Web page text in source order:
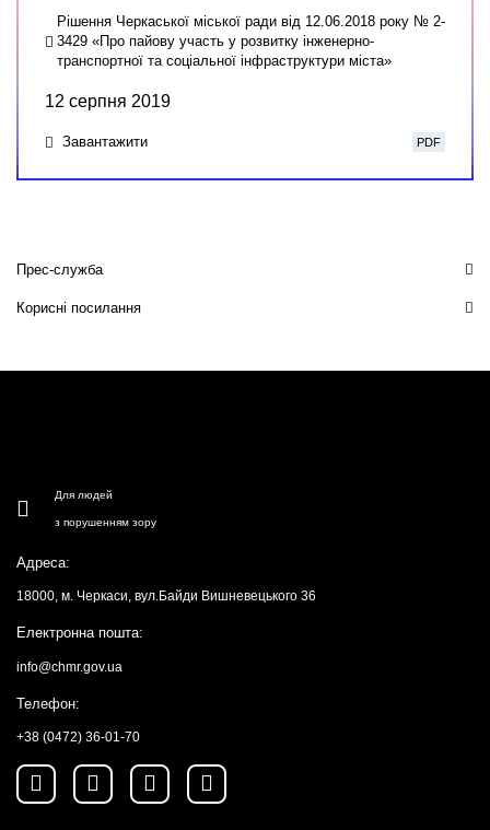
Рішення Черкаської міської ради від 12.06.2018 року № 2-
3429 «Про пайову участь у розвитку інженерно-
транспортної та соціальної інфраструктури міста»
12 серпня 2019
Завантажити PDF
Прес-служба
Корисні посилання
Для людей
з порушенням зору
Адреса:
18000, м. Черкаси, вул.Байди Вишневецького 36
Електронна пошта:
info@chmr.gov.ua
Телефон:
+38 (0472) 36-01-70